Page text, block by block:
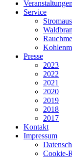
Veranstaltungen
Service
Presse
2023
2022
2021
2020
2019
2018
2017
Kontakt
Impressum
Cookie-